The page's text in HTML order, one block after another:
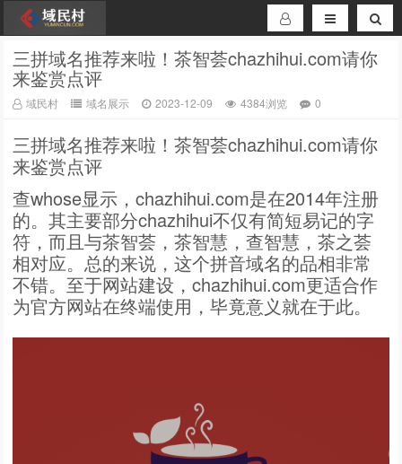
三拼域名推荐来啦！茶智荟chazhihui.com请你
来鉴赏点评
域民村 域名展示 2023-12-09 4384浏览 0
三拼域名推荐来啦！茶智荟chazhihui.com请你
来鉴赏点评
查whose显示，chazhihui.com是在2014年注册
的。其主要部分chazhihui不仅有简短易记的字
符，而且与茶智荟，茶智慧，查智慧，茶之荟
相对应。总的来说，这个拼音域名的品相非常
不错。至于网站建设，chazhihui.com更适合作
为官方网站在终端使用，毕竟意义就在于此。